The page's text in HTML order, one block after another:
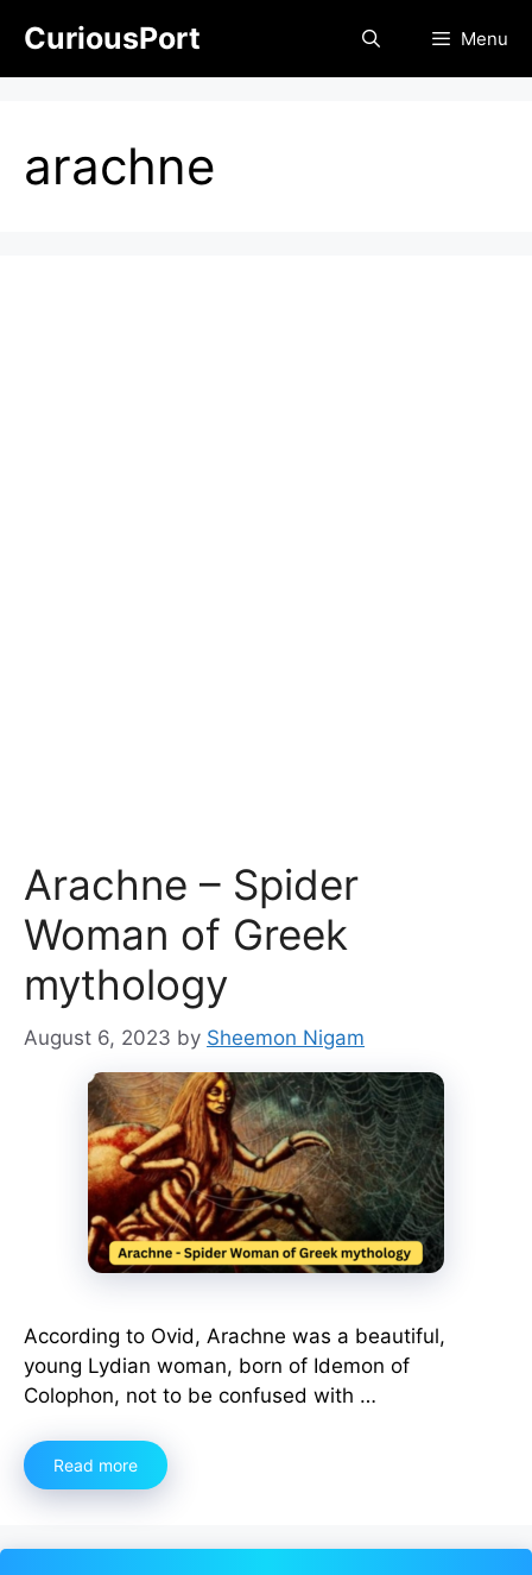
content
CuriousPort Menu
arachne
Arachne – Spider
Woman of Greek
mythology
August 6, 2023 by Sheemon Nigam
According to Ovid, Arachne was a beautiful,
young Lydian woman, born of Idemon of
Colophon, not to be confused with …
Read more